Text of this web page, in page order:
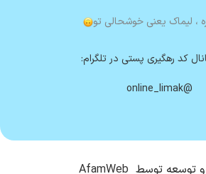
، لیماک یعنی خوشحالی تو
کد رهگیری پستی در تلگرام:
@online_limak
توسعه توسط AfamWeb